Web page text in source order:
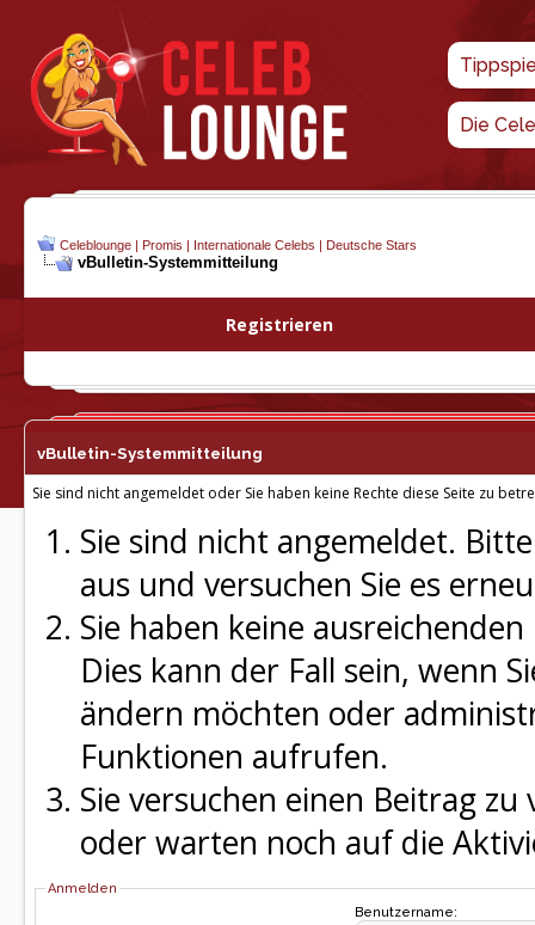
Die
Celeblounge | Promis | Internationale Celebs | Deutsche Stars
vBulletin-Systemmitteilung
Registrieren
vBulletin-Systemmitteilung
Sie sind nicht angemeldet oder Sie haben keine Rechte diese Seite zu
Sie sind nicht angemeldet.
aus und versuchen Sie es
Sie haben keine
Dies kann der Fall sein, wenn
ändern möchten oder
Funktionen aufrufen.
Sie versuchen einen Beitrag
oder warten noch auf die
Anmelden
Benutzername: